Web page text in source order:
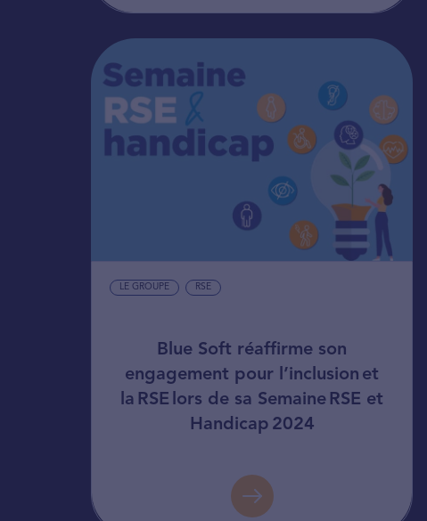
LE GROUPE RSE
Blue Soft réaffirme son
engagement pour l’inclusion et
la RSE lors de sa Semaine RSE et
Handicap 2024